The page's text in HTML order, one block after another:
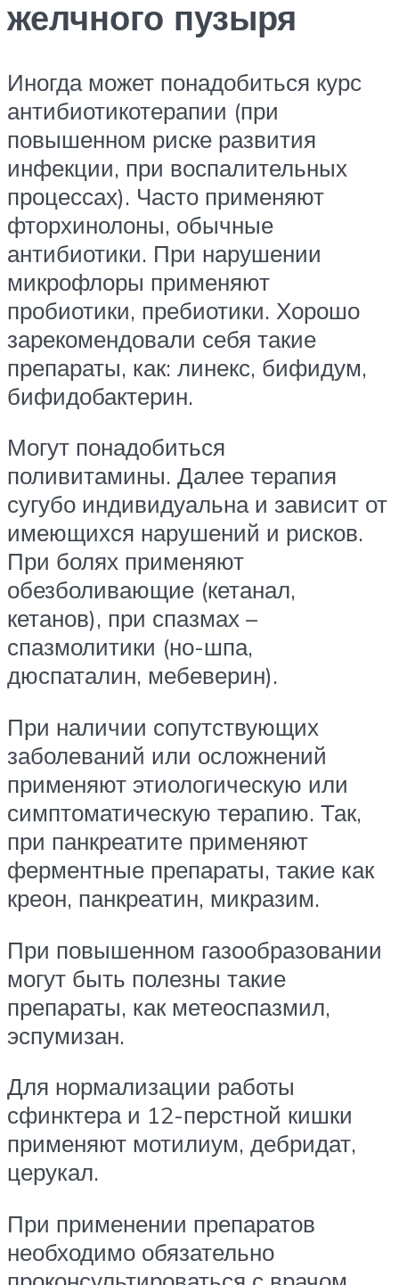
желчного пузыря
Иногда может понадобиться курс
антибиотикотерапии (при
повышенном риске развития
инфекции, при воспалительных
процессах). Часто применяют
фторхинолоны, обычные
антибиотики. При нарушении
микрофлоры применяют
пробиотики, пребиотики. Хорошо
зарекомендовали себя такие
препараты, как: линекс, бифидум,
бифидобактерин.
Могут понадобиться
поливитамины. Далее терапия
сугубо индивидуальна и зависит от
имеющихся нарушений и рисков.
При болях применяют
обезболивающие (кетанал,
кетанов), при спазмах –
спазмолитики (но-шпа,
дюспаталин, мебеверин).
При наличии сопутствующих
заболеваний или осложнений
применяют этиологическую или
симптоматическую терапию. Так,
при панкреатите применяют
ферментные препараты, такие как
креон, панкреатин, микразим.
При повышенном газообразовании
могут быть полезны такие
препараты, как метеоспазмил,
эспумизан.
Для нормализации работы
сфинктера и 12-перстной кишки
применяют мотилиум, дебридат,
церукал.
При применении препаратов
необходимо обязательно